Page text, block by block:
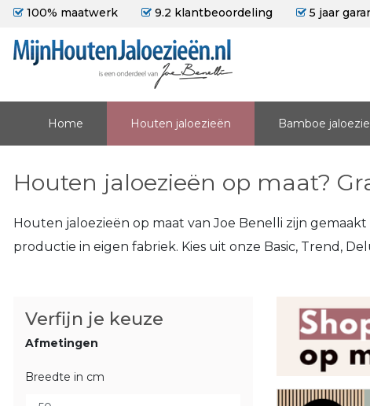
100% maatwerk 9.2 klantbeoordeling 5 jaar
Home Houten jaloezieën Bamboe
Houten jaloezieën op maat?
Houten jaloezieën op maat van Joe Benelli zijn
productie in eigen fabriek. Kies uit onze Basic, Trend,
Verfijn je keuze
Afmetingen
Breedte in cm